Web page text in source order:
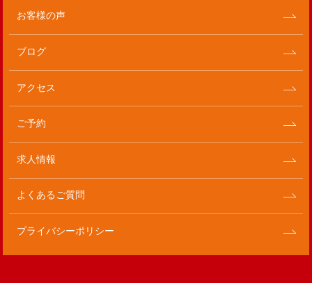
お客様の声
ブログ
アクセス
ご予約
求人情報
よくあるご質問
プライバシーポリシー